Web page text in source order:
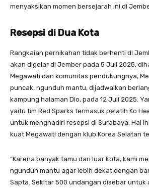
menyaksikan momen bersejarah ini di
Resepsi di Dua Kota
Rangkaian pernikahan tidak berhenti di
akan digelar di Jember pada 5 Juli 2025,
Megawati dan komunitas pendukungnya,
puncak, ngunduh mantu, dijadwalkan
kampung halaman Dio, pada 12 Juli 2025.
yaitu tim Red Sparks termasuk pelatih Ko
untuk menghadiri resepsi di Surabaya. Hal
kuat Megawati dengan klub Korea Selatan
“Karena banyak tamu dari luar kota, kami
ngunduh mantu agar lebih dekat dengan
Sapta. Sekitar 500 undangan disebar untuk